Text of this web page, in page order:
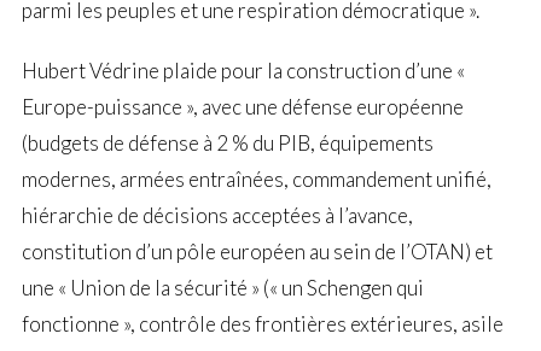
parmi les peuples et une respiration démocratique ».
Hubert Védrine plaide pour la construction d’une «
Europe-puissance », avec une défense européenne
(budgets de défense à 2 % du PIB, équipements
modernes, armées entraînées, commandement unifié,
hiérarchie de décisions acceptées à l’avance,
constitution d’un pôle européen au sein de l’OTAN) et
une « Union de la sécurité » (« un Schengen qui
fonctionne », contrôle des frontières extérieures, asile